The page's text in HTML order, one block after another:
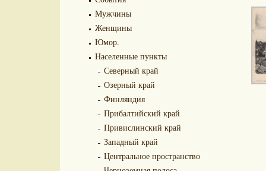
Мужчины
Женщины
Юмор.
Населенные пункты
Северный край
Озерный край
Финляндия
Прибалтийский край
Привислинский край
Западный край
Центральное пространство